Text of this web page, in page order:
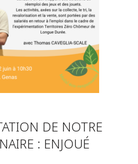
DE NOTRE
: ENJOUÉ